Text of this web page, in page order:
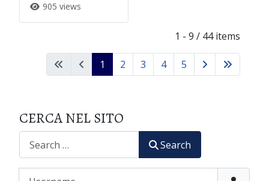
905 views
1 - 9 / 44 items
1 2 3 4 5
CERCA NEL SITO
Search
Username